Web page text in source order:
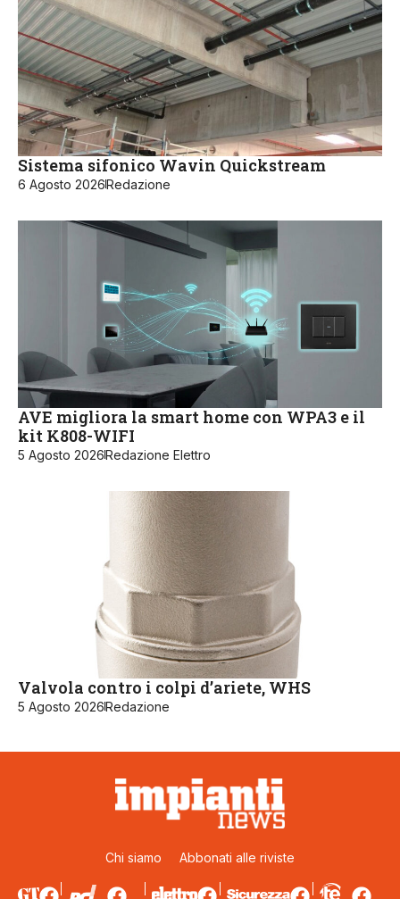
Sistema sifonico Wavin Quickstream
6 Agosto 2026Redazione
AVE migliora la smart home con WPA3 e il
kit K808-WIFI
5 Agosto 2026Redazione Elettro
Valvola contro i colpi d’ariete, WHS
5 Agosto 2026Redazione
Chi siamo Abbonati alle riviste